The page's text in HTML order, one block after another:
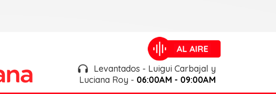
Levantados - Luigui Carbajal y
Luciana Roy - 06:00AM - 09:00AM